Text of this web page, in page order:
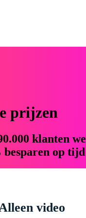
prijzen
klanten
op
video